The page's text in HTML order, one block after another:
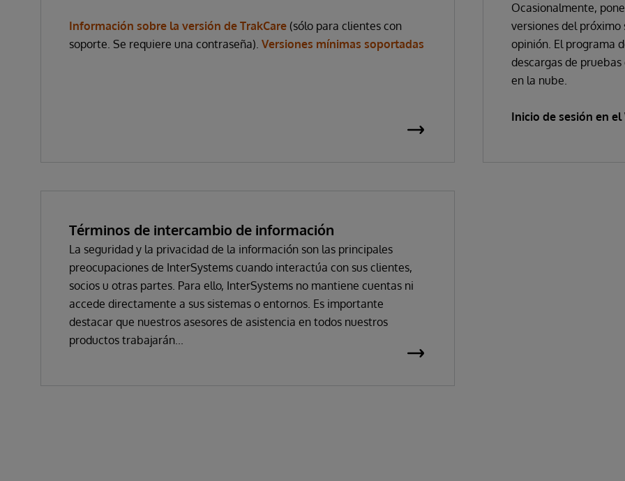
Información sobre la versión de TrakCare (sólo para clientes con
soporte. Se requiere una contraseña). Versiones mínimas soportadas
Ocasionalmente,
versiones del próximo
opinión. El programa
descargas de
en la nube.
Inicio de sesión en
Términos de intercambio de información
La seguridad y la privacidad de la información son las principales
preocupaciones de InterSystems cuando interactúa con sus clientes,
socios u otras partes. Para ello, InterSystems no mantiene cuentas ni
accede directamente a sus sistemas o entornos. Es importante
destacar que nuestros asesores de asistencia en todos nuestros
productos trabajarán...